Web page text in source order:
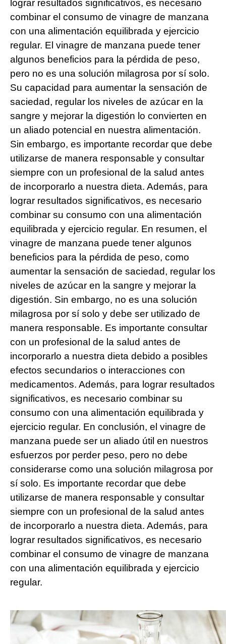
lograr resultados significativos, es necesario
combinar el consumo de vinagre de manzana
con una alimentación equilibrada y ejercicio
regular. El vinagre de manzana puede tener
algunos beneficios para la pérdida de peso,
pero no es una solución milagrosa por sí solo.
Su capacidad para aumentar la sensación de
saciedad, regular los niveles de azúcar en la
sangre y mejorar la digestión lo convierten en
un aliado potencial en nuestra alimentación.
Sin embargo, es importante recordar que debe
utilizarse de manera responsable y consultar
siempre con un profesional de la salud antes
de incorporarlo a nuestra dieta. Además, para
lograr resultados significativos, es necesario
combinar su consumo con una alimentación
equilibrada y ejercicio regular. En resumen, el
vinagre de manzana puede tener algunos
beneficios para la pérdida de peso, como
aumentar la sensación de saciedad, regular los
niveles de azúcar en la sangre y mejorar la
digestión. Sin embargo, no es una solución
milagrosa por sí solo y debe ser utilizado de
manera responsable. Es importante consultar
con un profesional de la salud antes de
incorporarlo a nuestra dieta debido a posibles
efectos secundarios o interacciones con
medicamentos. Además, para lograr resultados
significativos, es necesario combinar su
consumo con una alimentación equilibrada y
ejercicio regular. En conclusión, el vinagre de
manzana puede ser un aliado útil en nuestros
esfuerzos por perder peso, pero no debe
considerarse como una solución milagrosa por
sí solo. Es importante recordar que debe
utilizarse de manera responsable y consultar
siempre con un profesional de la salud antes
de incorporarlo a nuestra dieta. Además, para
lograr resultados significativos, es necesario
combinar el consumo de vinagre de manzana
con una alimentación equilibrada y ejercicio
regular.